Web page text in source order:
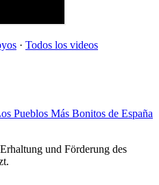
· Todos los videos
Pueblos Más Bonitos de España
und Förderung des